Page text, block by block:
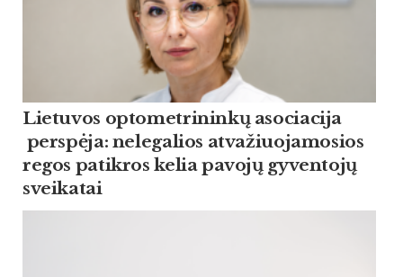
Lietuvos optometrininkų asociacija
perspėja: nelegalios atvažiuojamosios
regos patikros kelia pavojų gyventojų
sveikatai